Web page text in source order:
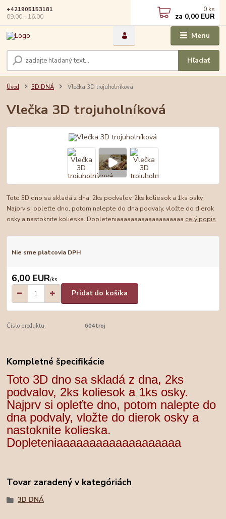
Menu
Hľadať
+421905153181
09:00 - 16:00
0 ks
za 0,00 EUR
Úvod 3D DNÁ Vlečka 3D trojuholníková
Vlečka 3D trojuholníková
Toto 3D dno sa skladá z dna, 2ks podvalov, 2ks koliesok a 1ks osky.
Najprv si opleťte dno, potom nalepte do dna podvaly, vložte do dierok
osky a nastoknite kolieska. Dopleteniaaaaaaaaaaaaaaaaaaa celý popis
Nie sme platcovia DPH
6,00 EUR/ks
Pridať do košíka
Číslo produktu: 604troj
Kompletné špecifikácie
Toto 3D dno sa skladá z dna, 2ks
podvalov, 2ks koliesok a 1ks osky.
Najprv si opleťte dno, potom nalepte do
dna podvaly, vložte do dierok osky a
nastoknite kolieska.
Dopleteniaaaaaaaaaaaaaaaaaaa
Tovar zaradený v kategóriách
3D DNÁ